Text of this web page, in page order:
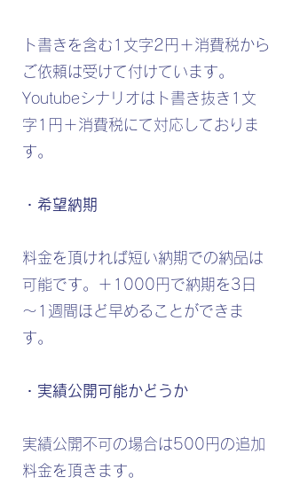
ト書きを含む1文字2円＋消費税から
ご依頼は受けて付けています。
Youtubeシナリオはト書き抜き1文
字1円＋消費税にて対応しておりま
す。
・希望納期
料金を頂ければ短い納期での納品は
可能です。＋1000円で納期を3日
～1週間ほど早めることができま
す。
・実績公開可能かどうか
実績公開不可の場合は500円の追加
料金を頂きます。